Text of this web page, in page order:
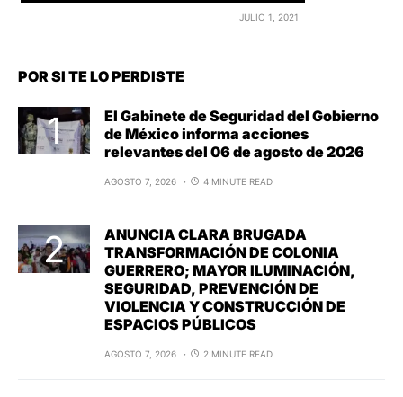
JULIO 1, 2021
POR SI TE LO PERDISTE
El Gabinete de Seguridad del Gobierno
de México informa acciones
relevantes del 06 de agosto de 2026
AGOSTO 7, 2026 4 MINUTE READ
ANUNCIA CLARA BRUGADA
TRANSFORMACIÓN DE COLONIA
GUERRERO; MAYOR ILUMINACIÓN,
SEGURIDAD, PREVENCIÓN DE
VIOLENCIA Y CONSTRUCCIÓN DE
ESPACIOS PÚBLICOS
AGOSTO 7, 2026 2 MINUTE READ